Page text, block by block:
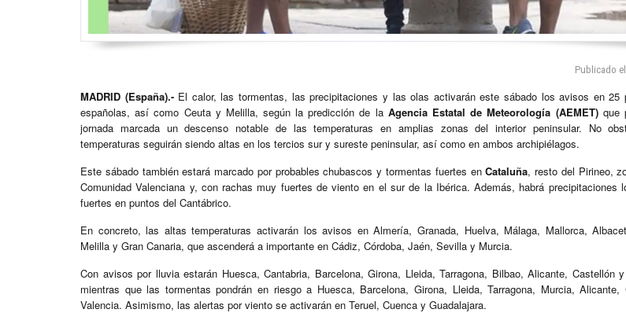
Publicado el
MADRID (España).-El calor, las tormentas, las precipitaciones y las olas activarán este sábado los avisos en 25
españolas, así como Ceuta y Melilla, según la predicción de la Agencia Estatal de Meteorología (AEMET)que
jornada marcada un descenso notable de las temperaturas en amplias zonas del interior peninsular. No
temperaturas seguirán siendo altas en los tercios sur y sureste peninsular, así como en ambos archipiélagos.
Este sábado también estará marcado por probables chubascos y tormentas fuertes enCataluña, resto del Pirineo,
Comunidad Valenciana y, con rachas muy fuertes de viento en el sur de la Ibérica. Además, habrá precipitaciones
fuertes en puntos del Cantábrico.
En concreto, las altas temperaturas activarán los avisos en Almería, Granada, Huelva, Málaga, Mallorca,
Melilla y Gran Canaria, que ascenderá a importante en Cádiz, Córdoba, Jaén, Sevilla y Murcia.
Con avisos por lluvia estarán Huesca, Cantabria, Barcelona, Girona, Lleida, Tarragona, Bilbao, Alicante, Castellón
mientras que las tormentas pondrán en riesgo a Huesca, Barcelona, Girona, Lleida, Tarragona, Murcia, Alicante,
Valencia. Asimismo, las alertas por viento se activarán en Teruel, Cuenca y Guadalajara.